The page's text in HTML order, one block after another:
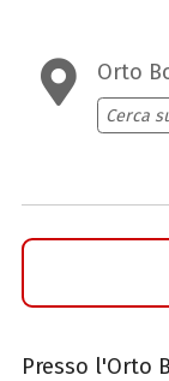
Orto
Cerca
Presso l'Orto